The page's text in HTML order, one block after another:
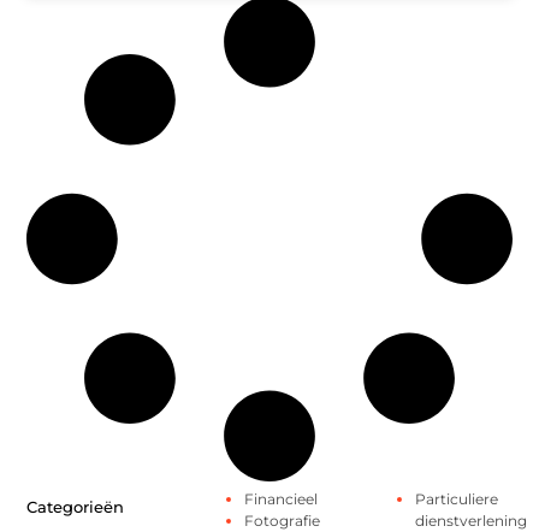
Categorieën
Financieel
Fotografie
Particuliere
dienstverlening